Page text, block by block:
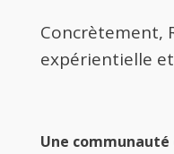
Concrètement,
expérientielle
Une